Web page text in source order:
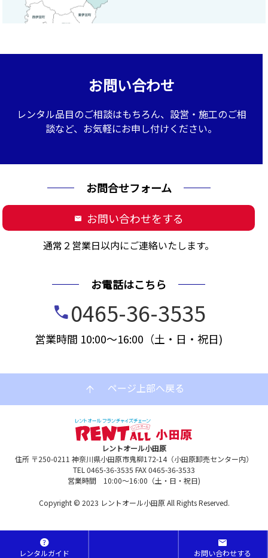
お問い合わせ
レンタル品目のご相談はもちろん、設営・施工のご相
談など、お気軽にお申し付けください。
お問合せフォーム
mail お問い合わせをする
通常２営業日以内にご連絡いたします。
お電話はこちら
call0465-36-3535
営業時間 10:00～16:00（土・日・祝日)
arrow_upward ページ上部へ戻る
レントオール小田原
住所 〒250-0211 神奈川県小田原市鬼柳172-14（小田原卸売センター内）
TEL 0465-36-3535 FAX 0465-36-3533
営業時間 10:00～16:00（土・日・祝日)
Copyright © 2023 レントオール小田原 All Rights Reserved.
help
レンタルガイド
mail
お問い合わせする